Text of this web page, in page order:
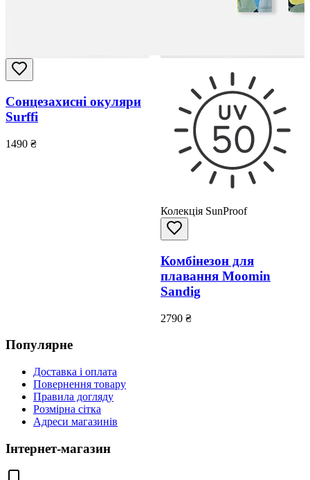
Сонцезахисні окуляри
Surffi
1490 ₴
Колекція SunProof
Комбінезон для
плавання Moomin
Sandig
2790 ₴
Популярне
Доставка і оплата
Повернення товару
Правила догляду
Розмірна сітка
Адреси магазинів
Інтернет-магазин